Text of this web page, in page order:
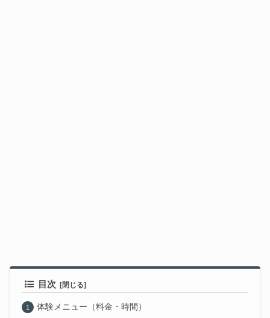
目次
体験メニュー（料金・時間）